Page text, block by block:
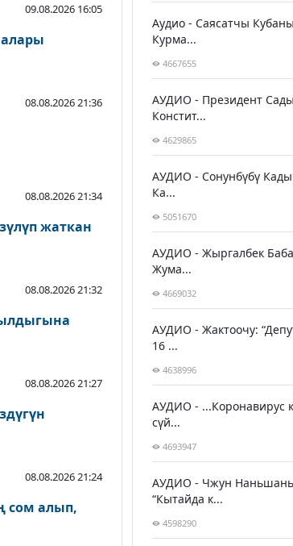
09.08.2026 16:05
08.08.2026 21:36
08.08.2026 21:34
жаткан
08.08.2026 21:32
08.08.2026 21:27
08.08.2026 21:24
сом алып,
Аудио - Саясатчы
Курма...
4667655
АУДИО - Президент
Констит...
4629865
АУДИО - Сонунбүбү
Ка...
5051670
АУДИО - Жыргалбек
Жума...
4669032
АУДИО - Жактоочу:
16 ...
4638996
АУДИО - ...Коронавирус
сүй...
4693947
АУДИО - Чжун
“Кытайда к...
4598290